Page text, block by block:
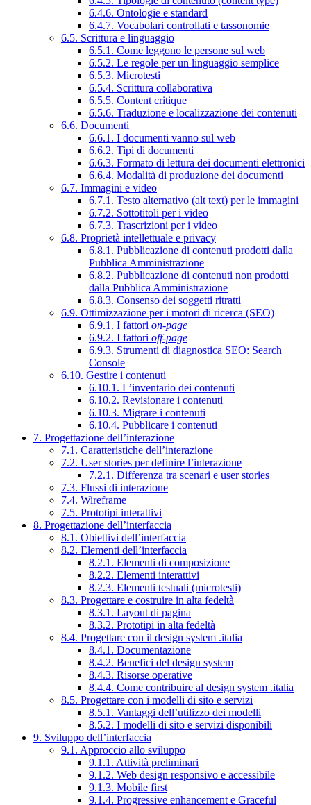
6.4.6. Ontologie e standard
6.4.7. Vocabolari controllati e tassonomie
6.5. Scrittura e linguaggio
6.5.1. Come leggono le persone sul web
6.5.2. Le regole per un linguaggio semplice
6.5.3. Microtesti
6.5.4. Scrittura collaborativa
6.5.5. Content critique
6.5.6. Traduzione e localizzazione dei contenuti
6.6. Documenti
6.6.1. I documenti vanno sul web
6.6.2. Tipi di documenti
6.6.3. Formato di lettura dei documenti elettronici
6.6.4. Modalità di produzione dei documenti
6.7. Immagini e video
6.7.1. Testo alternativo (alt text) per le immagini
6.7.2. Sottotitoli per i video
6.7.3. Trascrizioni per i video
6.8. Proprietà intellettuale e privacy
6.8.1. Pubblicazione di contenuti prodotti dalla
Pubblica Amministrazione
6.8.2. Pubblicazione di contenuti non prodotti
dalla Pubblica Amministrazione
6.8.3. Consenso dei soggetti ritratti
6.9. Ottimizzazione per i motori di ricerca (SEO)
6.9.1. I fattori on-page
6.9.2. I fattori off-page
6.9.3. Strumenti di diagnostica SEO: Search
Console
6.10. Gestire i contenuti
6.10.1. L’inventario dei contenuti
6.10.2. Revisionare i contenuti
6.10.3. Migrare i contenuti
6.10.4. Pubblicare i contenuti
7. Progettazione dell’interazione
7.1. Caratteristiche dell’interazione
7.2. User stories per definire l’interazione
7.2.1. Differenza tra scenari e user stories
7.3. Flussi di interazione
7.4. Wireframe
7.5. Prototipi interattivi
8. Progettazione dell’interfaccia
8.1. Obiettivi dell’interfaccia
8.2. Elementi dell’interfaccia
8.2.1. Elementi di composizione
8.2.2. Elementi interattivi
8.2.3. Elementi testuali (microtesti)
8.3. Progettare e costruire in alta fedeltà
8.3.1. Layout di pagina
8.3.2. Prototipi in alta fedeltà
8.4. Progettare con il design system .italia
8.4.1. Documentazione
8.4.2. Benefici del design system
8.4.3. Risorse operative
8.4.4. Come contribuire al design system .italia
8.5. Progettare con i modelli di sito e servizi
8.5.1. Vantaggi dell’utilizzo dei modelli
8.5.2. I modelli di sito e servizi disponibili
9. Sviluppo dell’interfaccia
9.1. Approccio allo sviluppo
9.1.1. Attività preliminari
9.1.2. Web design responsivo e accessibile
9.1.3. Mobile first
9.1.4. Progressive enhancement e Graceful